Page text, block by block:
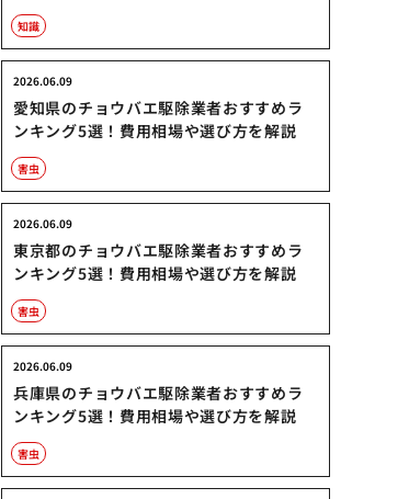
知識
愛知県のチョウバエ駆除業者おすすめラ
ンキング5選！費用相場や選び方を解説
2026.06.09
害虫
東京都のチョウバエ駆除業者おすすめラ
ンキング5選！費用相場や選び方を解説
2026.06.09
害虫
兵庫県のチョウバエ駆除業者おすすめラ
ンキング5選！費用相場や選び方を解説
2026.06.09
害虫